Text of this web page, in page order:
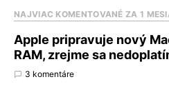
NAJVIAC KOMENTOVANÉ ZA 1
Apple pripravuje nový
RAM, zrejme sa
3 komentáre